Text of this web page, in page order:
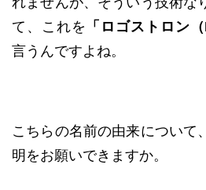
て、これを 「ロゴストロン
言うんですよね。
こちらの名前の由来について
明をお願いできますか。